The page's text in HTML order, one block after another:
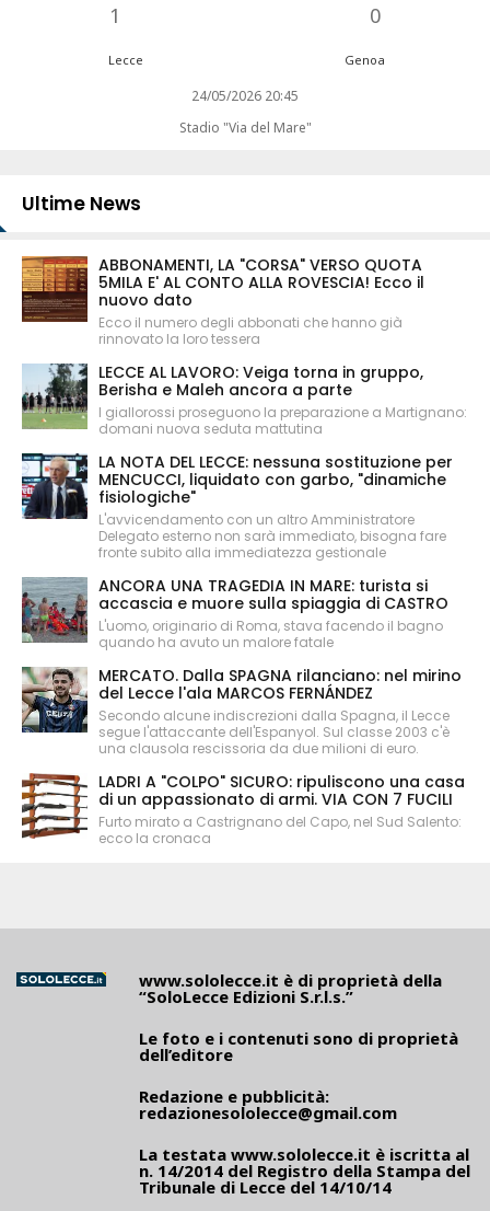
1 0
Lecce Genoa
24/05/2026 20:45
Stadio "Via del Mare"
Ultime News
ABBONAMENTI, LA "CORSA" VERSO QUOTA
5MILA E' AL CONTO ALLA ROVESCIA! Ecco il
nuovo dato
Ecco il numero degli abbonati che hanno già
rinnovato la loro tessera
LECCE AL LAVORO: Veiga torna in gruppo,
Berisha e Maleh ancora a parte
I giallorossi proseguono la preparazione a Martignano:
domani nuova seduta mattutina
LA NOTA DEL LECCE: nessuna sostituzione per
MENCUCCI, liquidato con garbo, "dinamiche
fisiologiche"
L'avvicendamento con un altro Amministratore
Delegato esterno non sarà immediato, bisogna fare
fronte subito alla immediatezza gestionale
ANCORA UNA TRAGEDIA IN MARE: turista si
accascia e muore sulla spiaggia di CASTRO
L'uomo, originario di Roma, stava facendo il bagno
quando ha avuto un malore fatale
MERCATO. Dalla SPAGNA rilanciano: nel mirino
del Lecce l'ala MARCOS FERNÁNDEZ
Secondo alcune indiscrezioni dalla Spagna, il Lecce
segue l'attaccante dell'Espanyol. Sul classe 2003 c'è
una clausola rescissoria da due milioni di euro.
LADRI A "COLPO" SICURO: ripuliscono una casa
di un appassionato di armi. VIA CON 7 FUCILI
Furto mirato a Castrignano del Capo, nel Sud Salento:
ecco la cronaca
www.sololecce.it è di proprietà della
“SoloLecce Edizioni S.r.l.s.”
Le foto e i contenuti sono di proprietà
dell’editore
Redazione e pubblicità:
redazionesololecce@gmail.com
La testata www.sololecce.it è iscritta al
n. 14/2014 del Registro della Stampa del
Tribunale di Lecce del 14/10/14